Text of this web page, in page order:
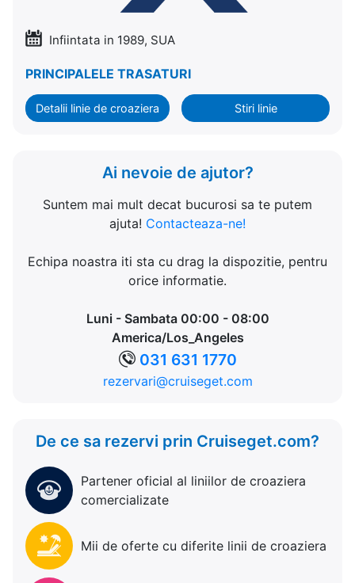
Infiintata in 1989, SUA
PRINCIPALELE TRASATURI
Detalii linie de croaziera Stiri linie
Ai nevoie de ajutor?
Suntem mai mult decat bucurosi sa te putem
ajuta! Contacteaza-ne!
Echipa noastra iti sta cu drag la dispozitie, pentru
orice informatie.
Luni - Sambata 00:00 - 08:00
America/Los_Angeles
031 631 1770
rezervari@cruiseget.com
De ce sa rezervi prin Cruiseget.com?
Partener oficial al liniilor de croaziera
comercializate
Mii de oferte cu diferite linii de croaziera